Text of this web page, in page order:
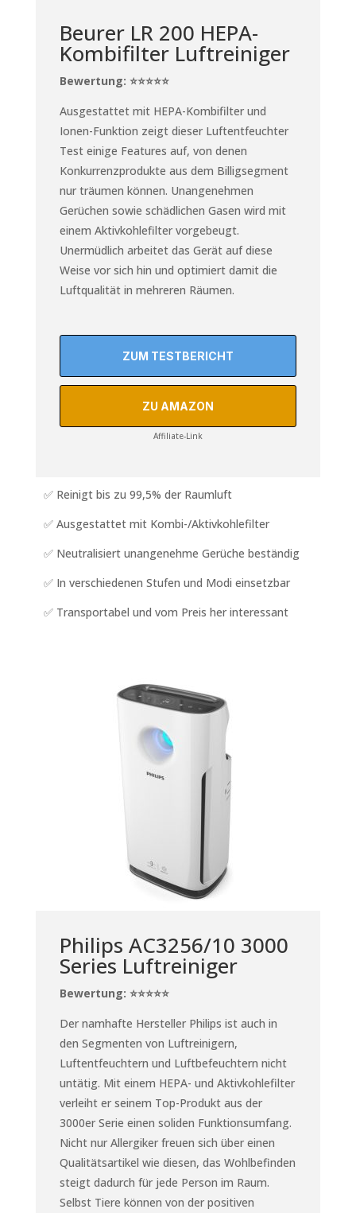
Beurer LR 200 HEPA-
Kombifilter Luftreiniger
Bewertung: ⭐⭐⭐⭐⭐
Ausgestattet mit HEPA-Kombifilter und
Ionen-Funktion zeigt dieser Luftentfeuchter
Test einige Features auf, von denen
Konkurrenzprodukte aus dem Billigsegment
nur träumen können. Unangenehmen
Gerüchen sowie schädlichen Gasen wird mit
einem Aktivkohlefilter vorgebeugt.
Unermüdlich arbeitet das Gerät auf diese
Weise vor sich hin und optimiert damit die
Luftqualität in mehreren Räumen.
ZUM TESTBERICHT
ZU AMAZON
Affiliate-Link
✅ Reinigt bis zu 99,5% der Raumluft
✅ Ausgestattet mit Kombi-/Aktivkohlefilter
✅ Neutralisiert unangenehme Gerüche beständig
✅ In verschiedenen Stufen und Modi einsetzbar
✅ Transportabel und vom Preis her interessant
Philips AC3256/10 3000
Series Luftreiniger
Bewertung: ⭐⭐⭐⭐⭐
Der namhafte Hersteller Philips ist auch in
den Segmenten von Luftreinigern,
Luftentfeuchtern und Luftbefeuchtern nicht
untätig. Mit einem HEPA- und Aktivkohlefilter
verleiht er seinem Top-Produkt aus der
3000er Serie einen soliden Funktionsumfang.
Nicht nur Allergiker freuen sich über einen
Qualitätsartikel wie diesen, das Wohlbefinden
steigt dadurch für jede Person im Raum.
Selbst Tiere können von der positiven